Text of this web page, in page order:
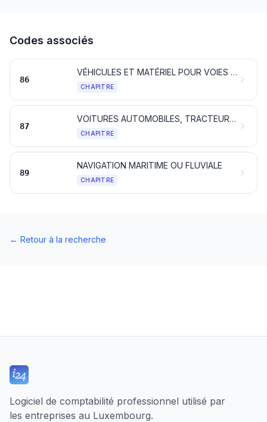
Codes associés
86
VÉHICULES ET MATÉRIEL POUR VOIES FERRÉES OU SIMILAIRES ET LEURS PARTIES; APPAREILS MÉCANIQUES (Y COMPRIS ÉLECTROMÉCANIQUES) DE SIGNALISATION POUR VOIES DE COMMUNICATIONS
CHAPITRE
87
VOITURES AUTOMOBILES, TRACTEURS, CYCLES ET AUTRES VÉHICULES TERRESTRES, LEURS PARTIES ET ACCESSOIRES
CHAPITRE
89
NAVIGATION MARITIME OU FLUVIALE
CHAPITRE
← Retour à la recherche
Logiciel de comptabilité professionnel utilisé par
les entreprises au Luxembourg.